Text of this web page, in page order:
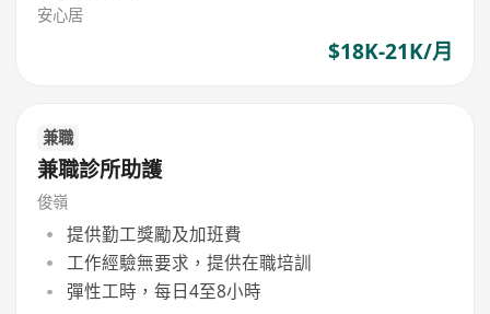
安心居
$18K-21K/月
兼職
兼職診所助護
俊嶺
提供勤工獎勵及加班費
工作經驗無要求，提供在職培訓
彈性工時，每日4至8小時